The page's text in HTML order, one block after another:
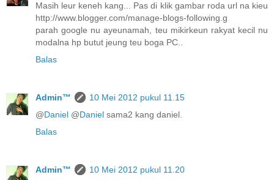
Masih leur keneh kang... Pas di klik gambar roda url na kieu
http://www.blogger.com/manage-blogs-following.g
parah google nu ayeunamah, teu mikirkeun rakyat kecil nu
modalna hp butut jeung teu boga PC..
Balas
Admin™
10 Mei 2012 pukul 11.15
@Daniel @Daniel sama2 kang daniel.
Balas
Admin™ 10 Mei 2012 pukul 11.20